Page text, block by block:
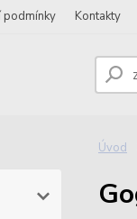
podmínky Kontakty
Úvod